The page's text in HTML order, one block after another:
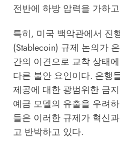
전반에 하방 압력을 가하
특히, 미국 백악관에서 진
(Stablecoin) 규제 논의가
간의 이견으로 교착 상태
다른 불안 요인이다. 은행
제공에 대한 광범위한 금
예금 모델의 유출을 우려
들은 이러한 규제가 혁신
고 반박하고 있다.